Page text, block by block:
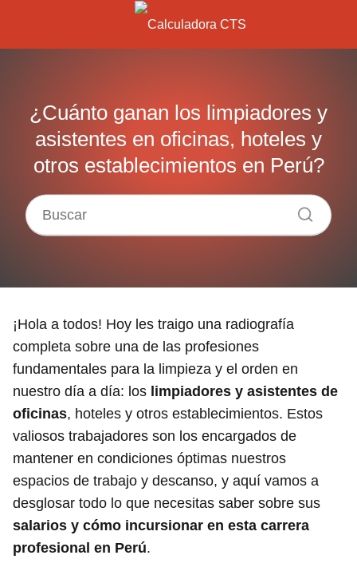
¿Cuánto ganan los limpiadores y
asistentes en oficinas, hoteles y
otros establecimientos en Perú?
¡Hola a todos! Hoy les traigo una radiografía
completa sobre una de las profesiones
fundamentales para la limpieza y el orden en
nuestro día a día: los limpiadores y asistentes de
oficinas, hoteles y otros establecimientos. Estos
valiosos trabajadores son los encargados de
mantener en condiciones óptimas nuestros
espacios de trabajo y descanso, y aquí vamos a
desglosar todo lo que necesitas saber sobre sus
salarios y cómo incursionar en esta carrera
profesional en Perú.